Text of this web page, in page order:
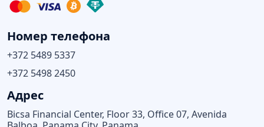
Номер телефона
+372 5489 5337
+372 5498 2450
Адрес
Bicsa Financial Center, Floor 33, Office 07, Avenida